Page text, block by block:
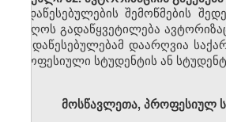
დაწესებულების შემოწმების
მიიღოს გადაწყვეტილება
თუ დაწესებულებამ დაარღვია
პროფესიული სტუდენტის ან
მოსწავლეთა, პროფესიულ